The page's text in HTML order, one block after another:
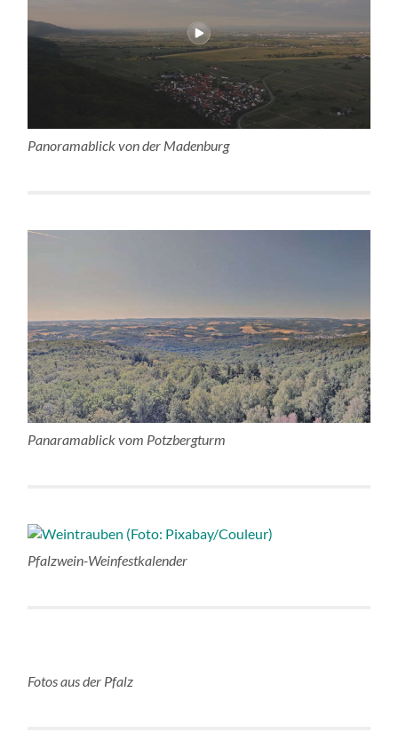
Panoramablick von der Madenburg
Panaramablick vom Potzbergturm
Pfalzwein-Weinfestkalender
Fotos aus der Pfalz